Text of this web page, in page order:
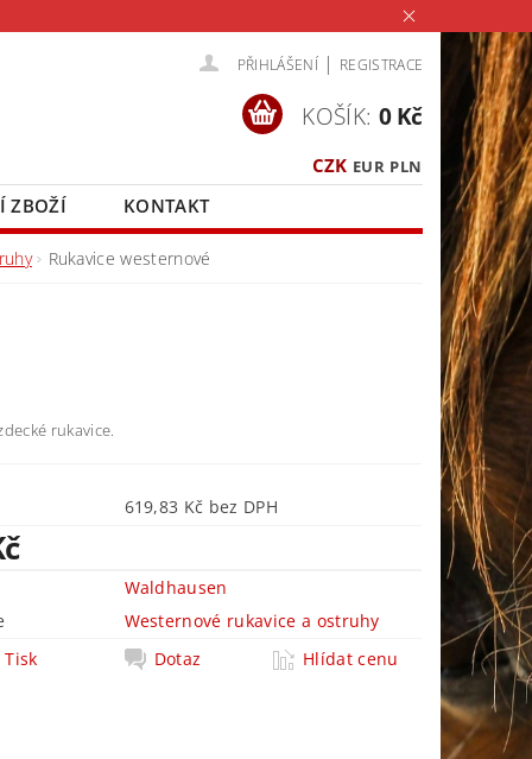
PŘIHLÁŠENÍ | REGISTRACE
CZK EUR PLN
KOŠÍK: 0 Kč
ZBOŽÍ KONTAKT
Rukavice westernové
rukavice.
619,83 Kč bez DPH
Waldhausen
Westernové rukavice a ostruhy
Tisk
Dotaz Hlídat cenu